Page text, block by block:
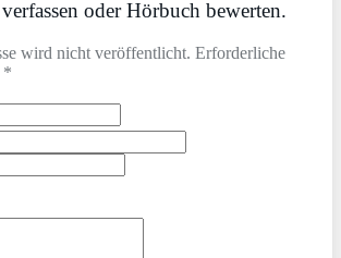
oder Hörbuch bewerten.
wird nicht veröffentlicht. Erforderliche
*